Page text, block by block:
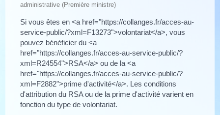
administrative (Première ministre)
Si vous êtes en <a href="https://collanges.fr/acces-au-
service-public/?xml=F13273">volontariat</a>, vous
pouvez bénéficier du <a
href="https://collanges.fr/acces-au-service-public/?
xml=R24554">RSA</a> ou de la <a
href="https://collanges.fr/acces-au-service-public/?
xml=F2882">prime d'activité</a>. Les conditions
d'attribution du RSA ou de la prime d'activité varient en
fonction du type de volontariat.